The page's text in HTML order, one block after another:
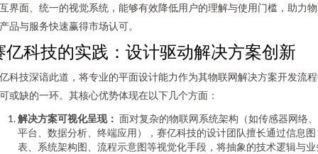
界面、统一的视觉系统，能够有效降低用户的理解与使用门槛，助力
品与服务快速赢得市场认可。
亿科技的实践：设计驱动解决方案创新
科技深谙此道，将专业的平面设计能力作为其物联网解决方案开发流
或缺的一环。其核心优势体现在以下几个方面：
解决方案可视化呈现： 面对复杂的物联网系统架构（如传感器网络
平台、数据分析、终端应用），赛亿科技的设计团队擅长通过信息图
表、系统架构图、流程示意图等视觉化手段，将抽象的技术逻辑与业